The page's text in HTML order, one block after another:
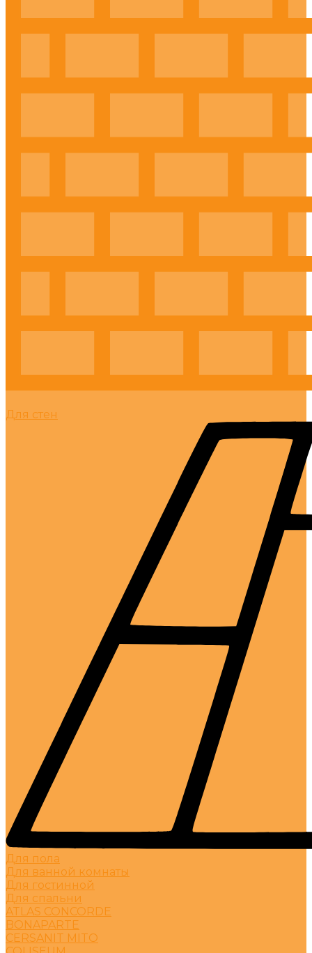
Для стен
Для пола
Для ванной комнаты
Для гостинной
Для спальни
ATLAS CONCORDE
BONAPARTE
CERSANIT MITO